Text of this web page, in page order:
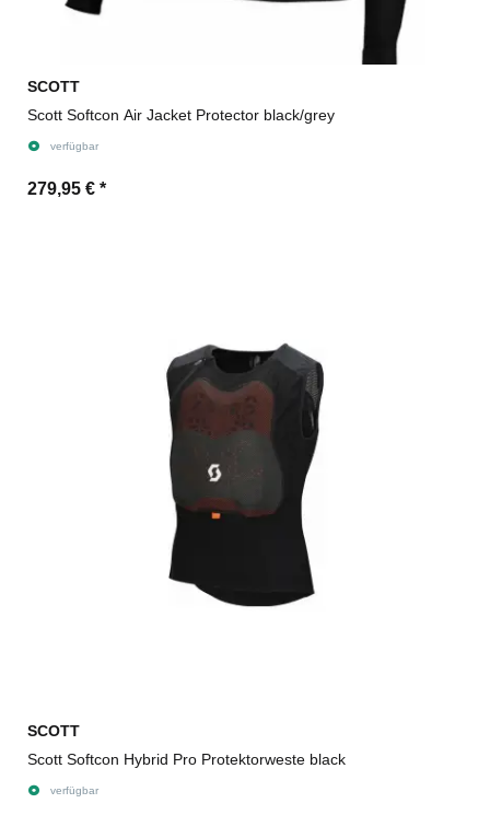
SCOTT
Scott Softcon Air Jacket Protector black/grey
verfügbar
279,95 € *
SCOTT
Scott Softcon Hybrid Pro Protektorweste black
verfügbar